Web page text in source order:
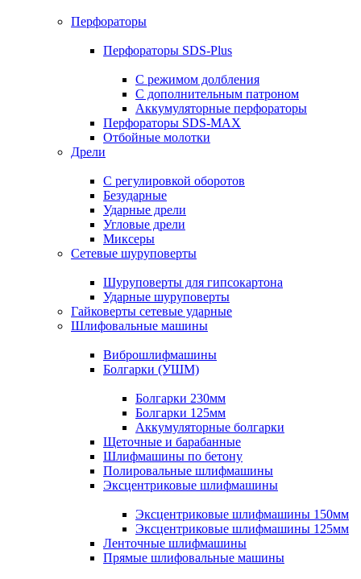
Перфораторы
Перфораторы SDS-Plus
С режимом долбления
С дополнительным патроном
Аккумуляторные перфораторы
Перфораторы SDS-MAX
Отбойные молотки
Дрели
С регулировкой оборотов
Безударные
Ударные дрели
Угловые дрели
Миксеры
Сетевые шуруповерты
Шуруповерты для гипсокартона
Ударные шуруповерты
Гайковерты сетевые ударные
Шлифовальные машины
Виброшлифмашины
Болгарки (УШМ)
Болгарки 230мм
Болгарки 125мм
Аккумуляторные болгарки
Щеточные и барабанные
Шлифмашины по бетону
Полировальные шлифмашины
Эксцентриковые шлифмашины
Эксцентриковые шлифмашины 150мм
Эксцентриковые шлифмашины 125мм
Ленточные шлифмашины
Прямые шлифовальные машины